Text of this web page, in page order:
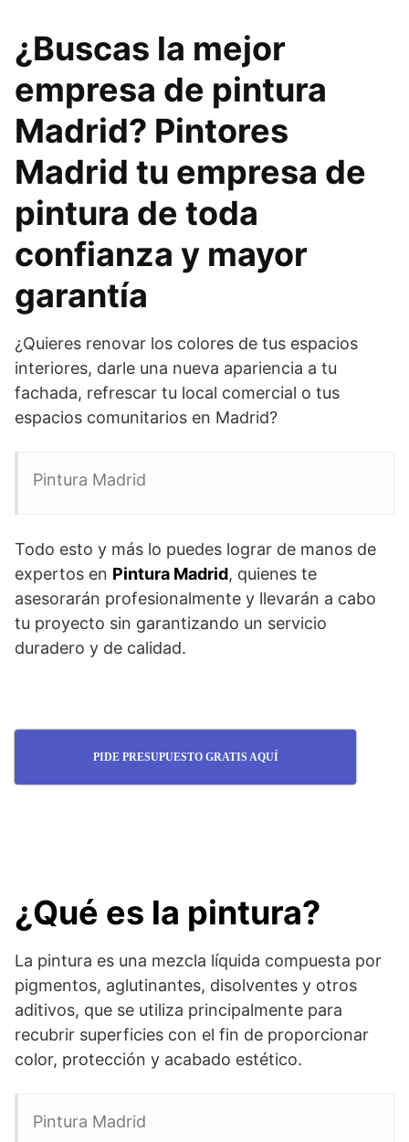
¿Buscas la mejor
empresa de pintura
Madrid? Pintores
Madrid tu empresa de
pintura de toda
confianza y mayor
garantía
¿Quieres renovar los colores de tus espacios
interiores, darle una nueva apariencia a tu
fachada, refrescar tu local comercial o tus
espacios comunitarios en Madrid?
Pintura Madrid
Todo esto y más lo puedes lograr de manos de
expertos en Pintura Madrid, quienes te
asesorarán profesionalmente y llevarán a cabo
tu proyecto sin garantizando un servicio
duradero y de calidad.
PIDE PRESUPUESTO GRATIS AQUÍ
¿Qué es la pintura?
La pintura es una mezcla líquida compuesta por
pigmentos, aglutinantes, disolventes y otros
aditivos, que se utiliza principalmente para
recubrir superficies con el fin de proporcionar
color, protección y acabado estético.
Pintura Madrid